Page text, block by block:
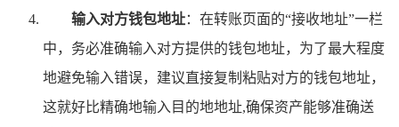
输入对方钱包地址：在转账页面的“接收地址”一栏
中，务必准确输入对方提供的钱包地址，为了最大程度
地避免输入错误，建议直接复制粘贴对方的钱包地址，
这就好比精确地输入目的地地址,确保资产能够准确送